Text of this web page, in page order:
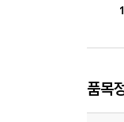
품목